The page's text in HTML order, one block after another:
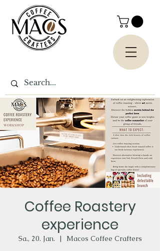
Coffee Roastery
experience
Sa., 20. Jan.
  |
Macos Coffee Crafters